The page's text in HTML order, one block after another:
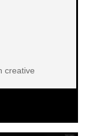
creative